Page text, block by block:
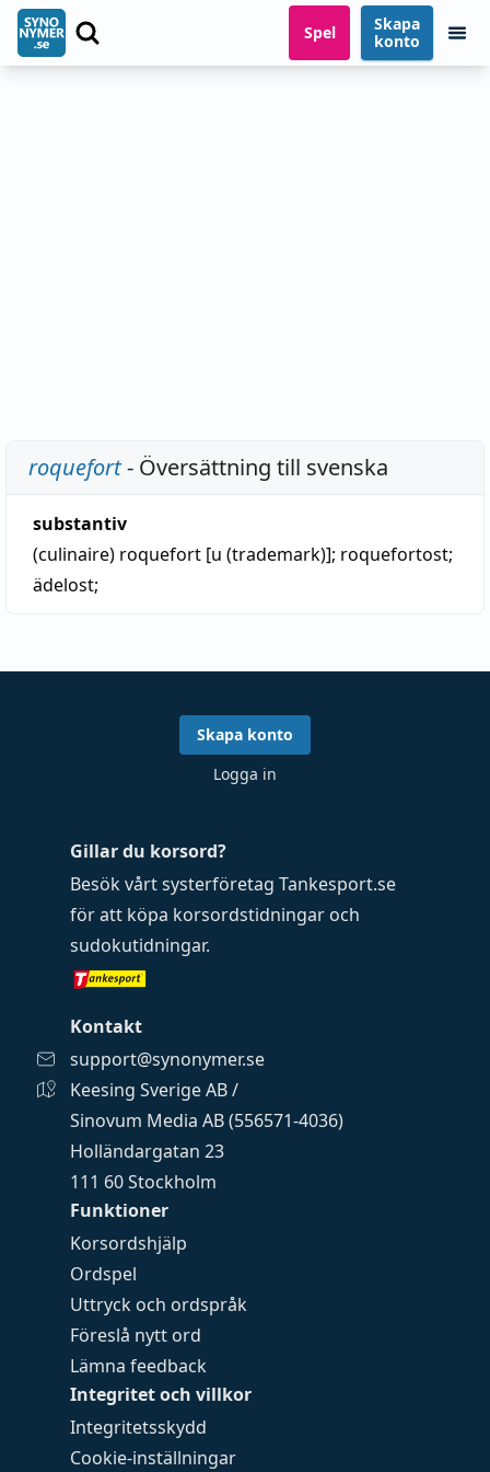
Spel
Skapa
konto
roquefort- Översättning till svenska
substantiv
(culinaire) roquefort [u (trademark)]; roquefortost;
ädelost;
Funktioner
Korsordshjälp
Ordspel
Uttryck och ordspråk
Föreslå nytt ord
Lämna feedback
Integritet och villkor
Integritetsskydd
Cookie-inställningar
Gillar du korsord?
Besök vårt systerföretag Tankesport.se
för att köpa korsordstidningar och
sudokutidningar.
Kontakt
support@synonymer.se
Keesing Sverige AB /
Sinovum Media AB (556571-4036)
Holländargatan 23
111 60 Stockholm
Skapa konto
Logga in